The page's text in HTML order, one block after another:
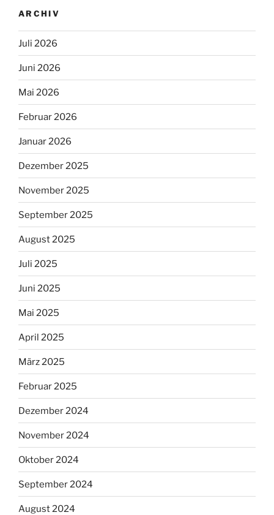
ARCHIV
Juli 2026
Juni 2026
Mai 2026
Februar 2026
Januar 2026
Dezember 2025
November 2025
September 2025
August 2025
Juli 2025
Juni 2025
Mai 2025
April 2025
März 2025
Februar 2025
Dezember 2024
November 2024
Oktober 2024
September 2024
August 2024